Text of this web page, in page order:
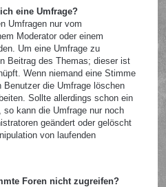
eine Umfrage?
Umfragen nur vom
Moderator oder einem
Um eine Umfrage zu
Beitrag des Themas; dieser ist
Wenn niemand eine Stimme
Benutzer die Umfrage löschen
Sollte allerdings schon ein
kann die Umfrage nur noch
geändert oder gelöscht
von laufenden
Foren nicht zugreifen?